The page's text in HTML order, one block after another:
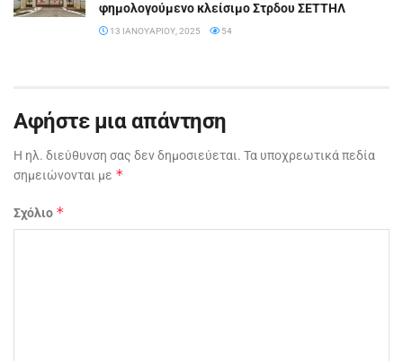
φημολογούμενο κλείσιμο Στρδου ΣΕΤΤΗΛ
13 ΙΑΝΟΥΑΡΊΟΥ, 2025 54
Αφήστε μια απάντηση
Η ηλ. διεύθυνση σας δεν δημοσιεύεται. Τα υποχρεωτικά πεδία
σημειώνονται με *
Σχόλιο *